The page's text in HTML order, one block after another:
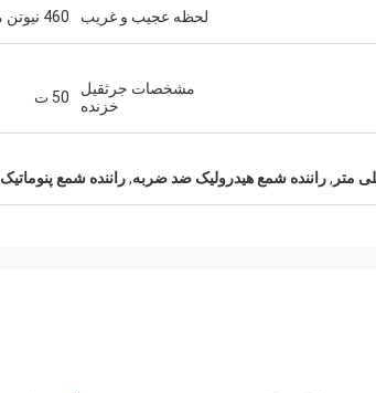
لحظه عجیب و غریب 460 نیوتن متر
مشخصات جرثقیل
خزنده
50 ت
,راننده شمع هیدرولیک ضد ضربه,راننده شمع پنوماتیک 2000 میلی متر